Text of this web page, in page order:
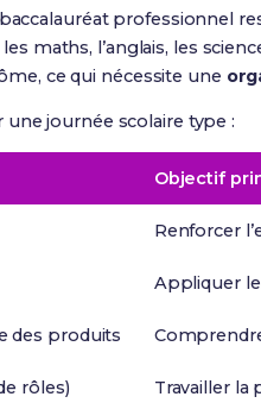
professionnel
maths, l’anglais, les
ce qui nécessite une
journée scolaire type :
Objectif
Renforcer
Appliquer
des produits
rôles) Travailler